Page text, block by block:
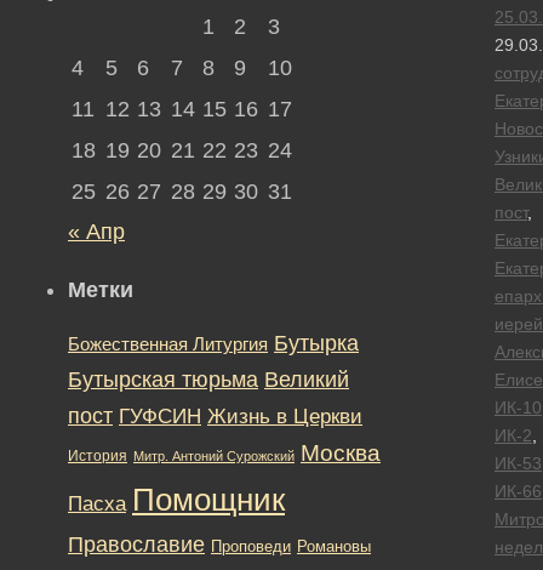
пост,
иерей
ИК-10
ИК-2
ИК-53
ИК-66
1
2
3
4
5 6 7 8 9
10
11 12 13 14 15 16 17
18 19 20 21 22 23 24
25 26 27 28 29 30 31
« Апр
Метки
Божественная Литургия Бутырка
Бутырская тюрьма Великий
пост ГУФСИН Жизнь в Церкви
История Митр. Антоний Сурожский Москва
Пасха Помощник
Православие Проповеди Романовы